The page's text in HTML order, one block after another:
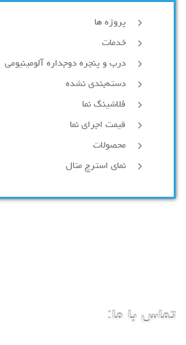
پروژه ها
خدمات
درب و پنجره دوجداره آلومینیومی
دسته‌بندی نشده
فلاشینگ نما
قیمت اجرای نما
محصولات
نمای استرچ متال
تماس با ما: